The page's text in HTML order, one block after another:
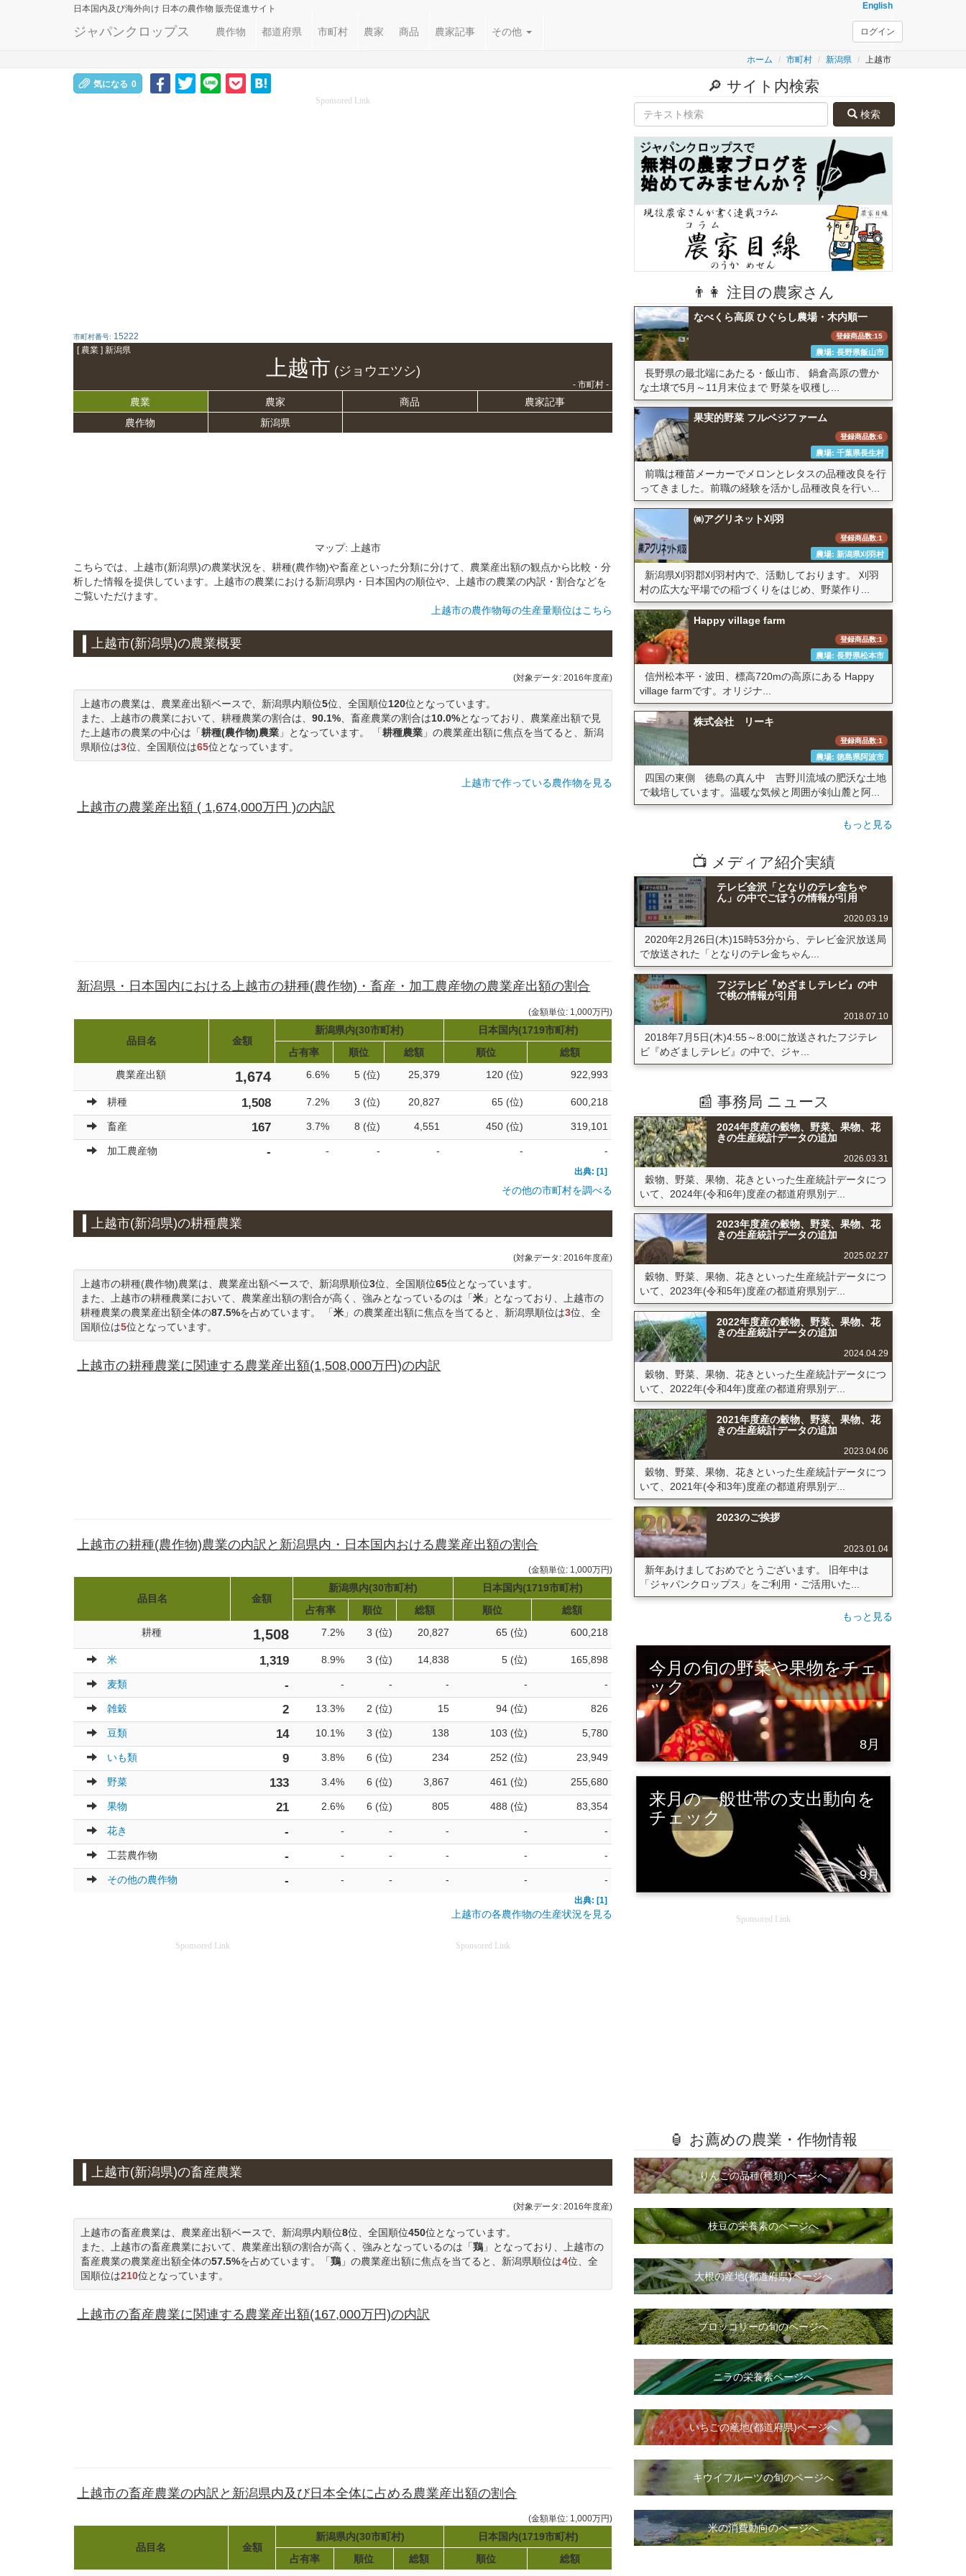
日本国内及び海外向け 日本の農作物 販売促進サイト English
ジャパンクロップス 農作物 都道府県 市町村 農家 商品 農家記事 その他 ログイン
ホーム 市町村 新潟県 上越市
気になる 0
Sponsored Link
市町村番号: 15222
[ 農業 ] 新潟県
上越市 (ジョウエツシ)
- 市町村 -
農業 農家 商品
農家記事
農作物
新潟県
マップ: 上越市
こちらでは、上越市(新潟県)の農業状況を、耕種(農作物)や畜産といった分類に分けて、農業産出額の観点から比較・分
析した情報を提供しています。上越市の農業における新潟県内・日本国内の順位や、上越市の農業の内訳・割合などを
ご覧いただけます。
上越市の農作物毎の生産量順位はこちら
上越市(新潟県)の農業概要
(対象データ: 2016年度産)
上越市の農業は、農業産出額ベースで、新潟県内順位5位、全国順位120位となっています。
また、上越市の農業において、耕種農業の割合は、 90.1% 、畜産農業の割合は10.0%となっており、農業産出額で見
た上越市の農業の中心は「耕種(農作物)農業 」となっています。 「耕種農業 」の農業産出額に焦点を当てると、新潟
県順位は3位、全国順位は65位となっています。
上越市で作っている農作物を見る
上越市の農業産出額 ( 1,674,000万円 )の内訳
新潟県・日本国内における上越市の耕種(農作物)・畜産・加工農産物の農業産出額の割合
(金額単位: 1,000万円)
品目名 金額
新潟県内(30市町村)
日本国内(1719市町村)
占有率
順位 総額 順位
総額
農業産出額
1,674 6.6% 5 (位) 25,379 120 (位) 922,993
耕種 1,508 7.2% 3 (位) 20,827 65 (位) 600,218
畜産 167 3.7% 8 (位) 4,551 450 (位) 319,101
加工農産物 - - - - - -
出典: [1]
その他の市町村を調べる
上越市(新潟県)の耕種農業
(対象データ: 2016年度産)
上越市の耕種(農作物)農業は、農業産出額ベースで、新潟県順位3位、全国順位65位となっています。
また、上越市の耕種農業において、農業産出額の割合が高く、強みとなっているのは「米 」となっており、上越市の
耕種農業の農業産出額全体の87.5%を占めています。 「米 」の農業産出額に焦点を当てると、新潟県順位は3位、全
国順位は5位となっています。
上越市の耕種農業に関連する農業産出額(1,508,000万円)の内訳
上越市の耕種(農作物)農業の内訳と新潟県内・日本国内おける農業産出額の割合
(金額単位: 1,000万円)
品目名 金額
新潟県内(30市町村)
日本国内(1719市町村)
占有率
順位 総額 順位
総額
耕種
1,508 7.2% 3 (位) 20,827 65 (位) 600,218
米 1,319 8.9% 3 (位) 14,838 5 (位) 165,898
麦類 - - - - - -
雑穀 2 13.3% 2 (位) 15 94 (位) 826
豆類 14 10.1% 3 (位) 138 103 (位) 5,780
いも類 9 3.8% 6 (位) 234 252 (位) 23,949
野菜 133 3.4% 6 (位) 3,867 461 (位) 255,680
果物 21 2.6% 6 (位) 805 488 (位) 83,354
花き - - - - - -
工芸農作物 - - - - - -
その他の農作物 - - - - - -
出典: [1]
上越市の各農作物の生産状況を見る
Sponsored Link Sponsored Link
上越市(新潟県)の畜産農業
(対象データ: 2016年度産)
上越市の畜産農業は、農業産出額ベースで、新潟県内順位8位、全国順位450位となっています。
また、上越市の畜産農業において、農業産出額の割合が高く、強みとなっているのは「鶏 」となっており、上越市の
畜産農業の農業産出額全体の57.5%を占めています。「鶏 」の農業産出額に焦点を当てると、新潟県順位は4位、全
国順位は210位となっています。
上越市の畜産農業に関連する農業産出額(167,000万円)の内訳
上越市の畜産農業の内訳と新潟県内及び日本全体に占める農業産出額の割合
(金額単位: 1,000万円)
品目名 金額
新潟県内(30市町村)
日本国内(1719市町村)
占有率
順位 総額 順位
総額
🔎 サイト内検索
検索
👨👩 注目の農家さん
なべくら高原 ひぐらし農場・木内順一
登録商品数:15
農場: 長野県飯山市
長野県の最北端にあたる・飯山市、 鍋倉高原の豊か
な土壌で5月～11月末位まで 野菜を収穫し...
果実的野菜 フルベジファーム
登録商品数:6
農場: 千葉県長生村
前職は種苗メーカーでメロンとレタスの品種改良を行
ってきました。前職の経験を活かし品種改良を行い...
㈱アグリネット刈羽
登録商品数:1
農場: 新潟県刈羽村
新潟県刈羽郡刈羽村内で、活動しております。 刈羽
村の広大な平場での稲づくりをはじめ、野菜作り...
Happy village farm
登録商品数:1
農場: 長野県松本市
信州松本平・波田、標高720mの高原にある Happy
village farmです。オリジナ...
株式会社 リーキ
登録商品数:1
農場: 徳島県阿波市
四国の東側 徳島の真ん中 吉野川流域の肥沃な土地
で栽培しています。温暖な気候と周囲が剣山麓と阿...
もっと見る
📺 メディア紹介実績
テレビ金沢「となりのテレ金ちゃ
ん」の中でごぼうの情報が引用
2020.03.19
2020年2月26日(木)15時53分から、テレビ金沢放送局
で放送された「となりのテレ金ちゃん...
フジテレビ『めざましテレビ』の中
で桃の情報が引用
2018.07.10
2018年7月5日(木)4:55～8:00に放送されたフジテレ
ビ『めざましテレビ』の中で、ジャ...
📰 事務局 ニュース
2024年度産の穀物、野菜、果物、花
きの生産統計データの追加
2026.03.31
穀物、野菜、果物、花きといった生産統計データにつ
いて、2024年(令和6年)度産の都道府県別デ...
2023年度産の穀物、野菜、果物、花
きの生産統計データの追加
2025.02.27
穀物、野菜、果物、花きといった生産統計データにつ
いて、2023年(令和5年)度産の都道府県別デ...
2022年度産の穀物、野菜、果物、花
きの生産統計データの追加
2024.04.29
穀物、野菜、果物、花きといった生産統計データにつ
いて、2022年(令和4年)度産の都道府県別デ...
2021年度産の穀物、野菜、果物、花
きの生産統計データの追加
2023.04.06
穀物、野菜、果物、花きといった生産統計データにつ
いて、2021年(令和3年)度産の都道府県別デ...
2023のご挨拶
2023.01.04
新年あけましておめでとうございます。 旧年中は
「ジャパンクロップス」をご利用・ご活用いた...
もっと見る
今月の旬の野菜や果物をチェ
ック
8月
来月の一般世帯の支出動向を
チェック
9月
Sponsored Link
🏮 お薦めの農業・作物情報
りんごの品種(種類)ページへ
枝豆の栄養素のページへ
大根の産地(都道府県)ページへ
ブロッコリーの旬のページへ
ニラの栄養素ページへ
いちごの産地(都道府県)ページへ
キウイフルーツの旬のページへ
米の消費動向のページへ